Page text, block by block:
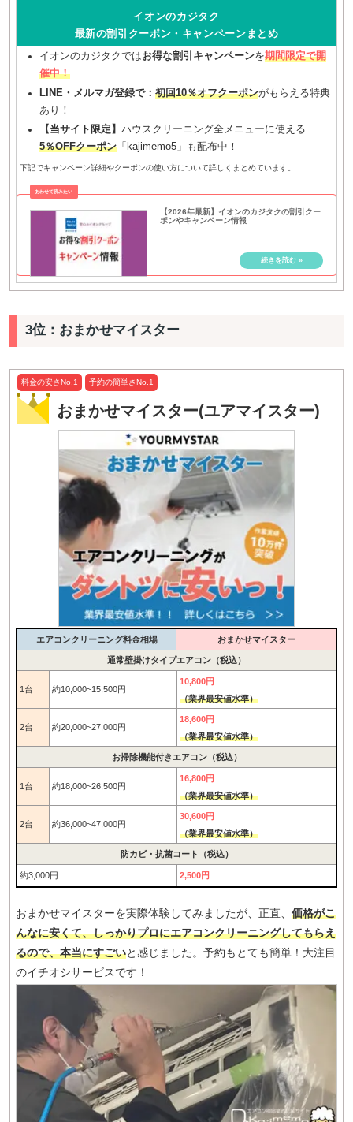
イオンのカジタク
最新の割引クーポン・キャンペーンまとめ
イオンのカジタクではお得な割引キャンペーンを期間限定で開
催中！
LINE・メルマガ登録で： 初回10％オフクーポンがもらえる特典
あり！
【当サイト限定】 ハウスクリーニング全メニューに使える
5％OFFクーポン「kajimemo5」も配布中！
下記でキャンペーン詳細やクーポンの使い方について詳しくまとめています。
【2026年最新】イオンのカジタクの割引クー
ポンやキャンペーン情報
3位：おまかせマイスター
料金の安さNo.1 予約の簡単さNo.1
おまかせマイスター(ユアマイスター)
エアコンクリーニング料金相場 おまかせマイスター
通常壁掛けタイプエアコン（税込）
1台 約10,000~15,500円
10,800円
（業界最安値水準）
2台 約20,000~27,000円
18,600円
（業界最安値水準）
お掃除機能付きエアコン（税込）
1台 約18,000~26,500円
16,800円
（業界最安値水準）
2台 約36,000~47,000円
30,600円
（業界最安値水準）
防カビ・抗菌コート（税込）
約3,000円 2,500円
おまかせマイスターを実際体験してみましたが、正直、 価格がこ
んなに安くて、しっかりプロにエアコンクリーニングしてもらえ
るので、本当にすごいと感じました。予約もとても簡単！大注目
のイチオシサービスです！